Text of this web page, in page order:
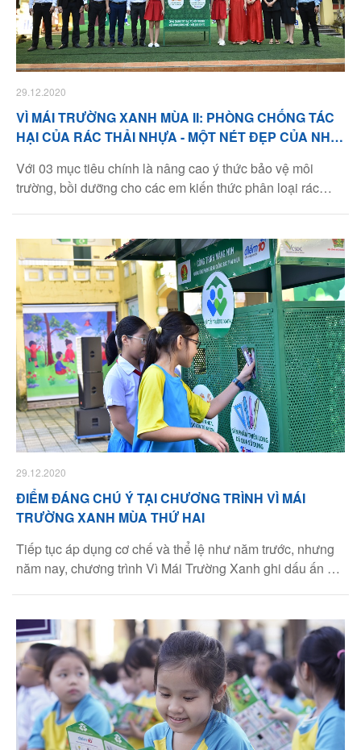
29.12.2020
VÌ MÁI TRƯỜNG XANH MÙA II: PHÒNG CHỐNG TÁC
HẠI CỦA RÁC THẢI NHỰA - MỘT NÉT ĐẸP CỦA NHI
Với 03 mục tiêu chính là nâng cao ý thức bảo vệ môi
trường, bồi dưỡng cho các em kiến thức phân loại rác
trình Vì Mái Trường Xanh mùa thứ hai đã chính thức được
khởi động,
29.12.2020
ĐIỂM ĐÁNG CHÚ Ý TẠI CHƯƠNG TRÌNH VÌ MÁI
TRƯỜNG XANH MÙA THỨ HAI
Tiếp tục áp dụng cơ chế và thể lệ như năm trước, nhưng
năm nay, chương trình Vì Mái Trường Xanh ghi dấu ấn bởi